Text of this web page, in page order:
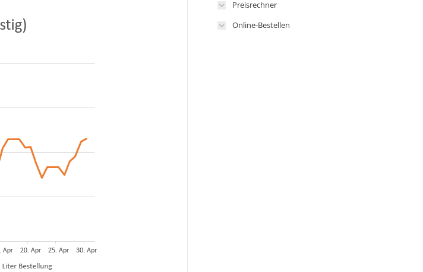
Preisrechner
Online-Bestellen